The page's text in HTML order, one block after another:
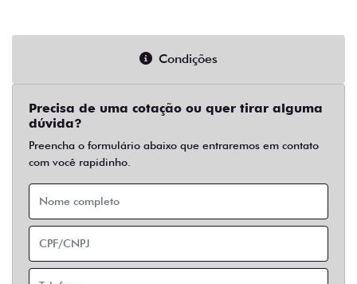
Condições
Precisa de uma cotação ou quer tirar alguma
dúvida?
Preencha o formulário abaixo que entraremos em contato
com você rapidinho.